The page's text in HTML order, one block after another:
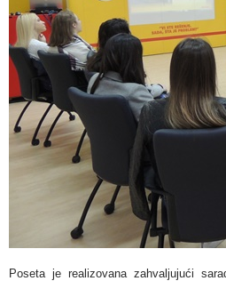
Poseta je realizovana zahvaljujući